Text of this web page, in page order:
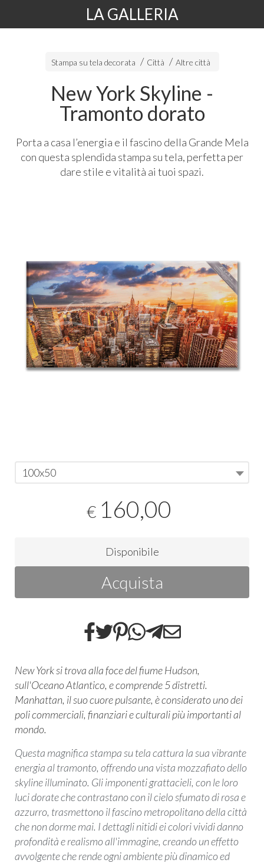
LA GALLERIA
Stampa su tela decorata Città Altre città
New York Skyline -
Tramonto dorato
Porta a casa l’energia e il fascino della Grande Mela
con questa splendida stampa su tela, perfetta per
dare stile e vitalità ai tuoi spazi.
100x50
€ 160,00
Disponibile
Acquista
New York si trova alla foce del fiume Hudson,
sull'Oceano Atlantico, e comprende 5 distretti.
Manhattan, il suo cuore pulsante, è considerato uno dei
poli commerciali, finanziari e culturali più importanti al
mondo.
Questa magnifica stampa su tela cattura la sua vibrante
energia al tramonto, offrendo una vista mozzafiato dello
skyline illuminato. Gli imponenti grattacieli, con le loro
luci dorate che contrastano con il cielo sfumato di rosa e
azzurro, trasmettono il fascino metropolitano della città
che non dorme mai. I dettagli nitidi ei colori vividi danno
profondità e realismo all'immagine, creando un effetto
avvolgente che rende ogni ambiente più dinamico ed